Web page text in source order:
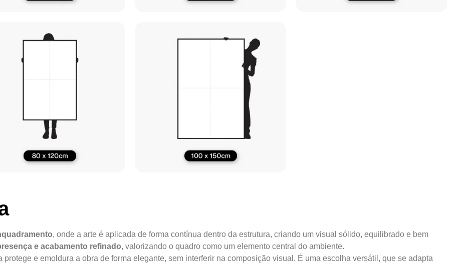
, onde a arte é aplicada de forma contínua dentro da estrutura, criando um visual sólido, equilibrado e bem
e acabamento refinado, valorizando o quadro como um elemento central do ambiente.
e emoldura a obra de forma elegante, sem interferir na composição visual. É uma escolha versátil, que se adapta